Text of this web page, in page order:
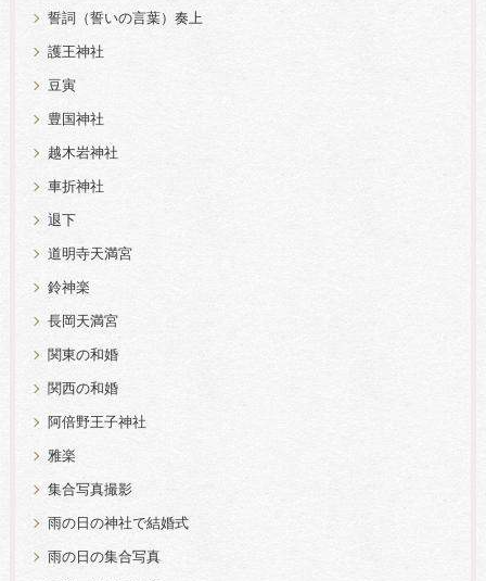
誓詞（誓いの言葉）奏上
護王神社
豆寅
豊国神社
越木岩神社
車折神社
退下
道明寺天満宮
鈴神楽
長岡天満宮
関東の和婚
関西の和婚
阿倍野王子神社
雅楽
集合写真撮影
雨の日の神社で結婚式
雨の日の集合写真